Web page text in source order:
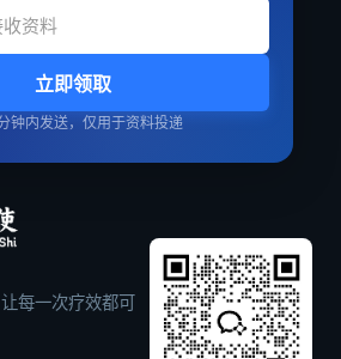
立即领取
钟内发送，仅用于资料投递
每一次疗效都可